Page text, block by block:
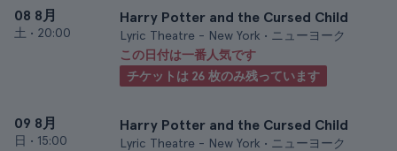
08 8月
土 • 20:00
Harry Potter and the Cursed Child
Lyric Theatre - New York • ニューヨーク
この日付は一番人気です
チケットは 26 枚のみ残っています
09 8月
日 • 15:00
Harry Potter and the Cursed Child
Lyric Theatre - New York • ニューヨーク